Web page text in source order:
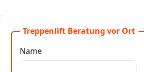
Treppenlift Beratung vor Ort
Name